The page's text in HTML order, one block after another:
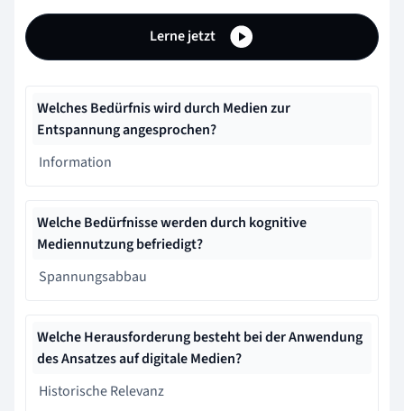
Lerne jetzt
Welches Bedürfnis wird durch Medien zur
Entspannung angesprochen?
Information
Welche Bedürfnisse werden durch kognitive
Mediennutzung befriedigt?
Spannungsabbau
Welche Herausforderung besteht bei der Anwendung
des Ansatzes auf digitale Medien?
Historische Relevanz